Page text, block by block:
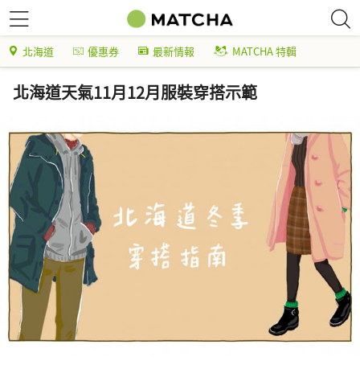
北海道 優惠券 最新情報 MATCHA 特輯
北海道天氣11月12月服裝穿搭示範